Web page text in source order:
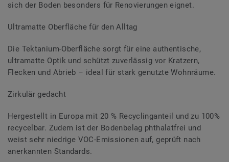
sich der Boden besonders für Renovierungen eignet.
Ultramatte Oberfläche für den Alltag
Die Tektanium-Oberfläche sorgt für eine authentische,
ultramatte Optik und schützt zuverlässig vor Kratzern,
Flecken und Abrieb – ideal für stark genutzte Wohnräume.
Zirkulär gedacht
Hergestellt in Europa mit 20 % Recyclinganteil und zu 100%
recycelbar. Zudem ist der Bodenbelag phthalatfrei und
weist sehr niedrige VOC-Emissionen auf, geprüft nach
anerkannten Standards.